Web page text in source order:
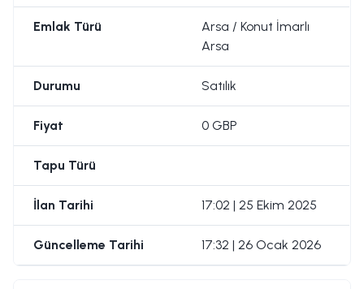
Emlak Türü
Arsa / Konut İmarlı
Arsa
Durumu Satılık
Fiyat 0 GBP
Tapu Türü
İlan Tarihi 17:02 | 25 Ekim 2025
Güncelleme Tarihi 17:32 | 26 Ocak 2026